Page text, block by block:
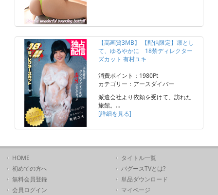
【高画質3MB】 【配信限定】凛とし
て、ゆるやかに 18禁ディレクター
ズカット 有村ユキ
消費ポイント：1980Pt
カテゴリー：アースダイバー
派遣会社より依頼を受けて、訪れた
旅館。…
[詳細を見る]
HOME
初めての方へ
無料会員登録
会員ログイン
タイトル一覧
バグースTVとは?
単品ダウンロード
マイページ